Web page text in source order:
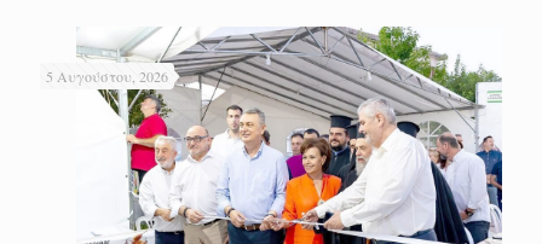
5 Αυγούστου, 2026